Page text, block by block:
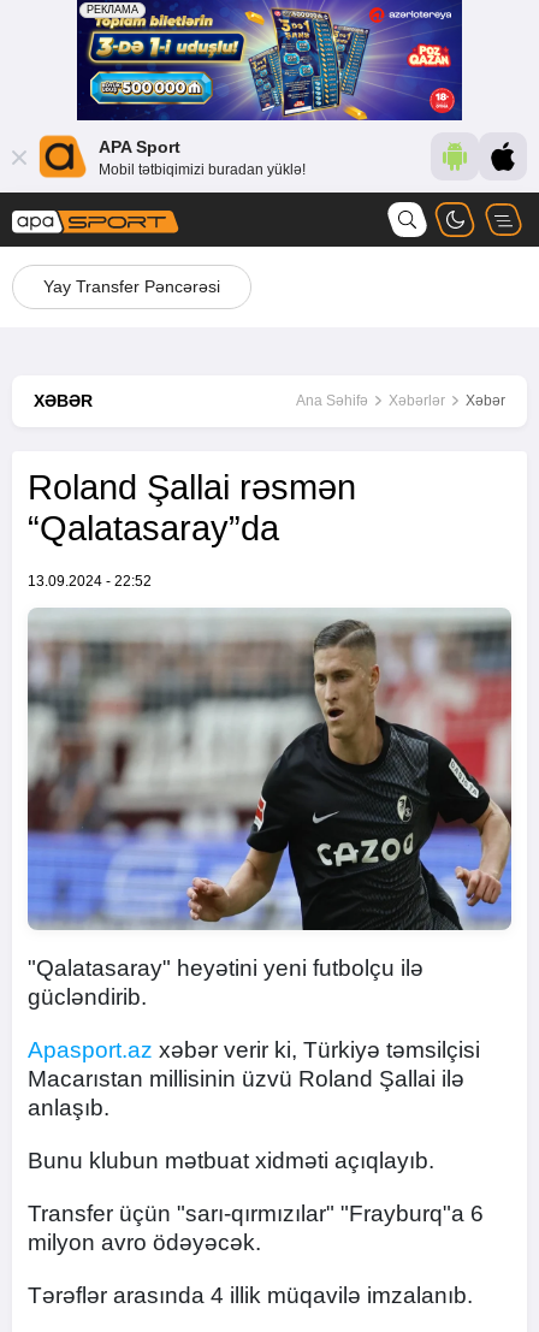
APA Sport
Mobil tətbiqimizi buradan yüklə!
Yay Transfer Pəncərəsi
XƏBƏR Ana Səhifə Xəbərlər Xəbər
Roland Şallai rəsmən
“Qalatasaray”da
13.09.2024 - 22:52
"Qalatasaray" heyətini yeni futbolçu ilə
gücləndirib.
Apasport.az xəbər verir ki, Türkiyə təmsilçisi
Macarıstan millisinin üzvü Roland Şallai ilə
anlaşıb.
Bunu klubun mətbuat xidməti açıqlayıb.
Transfer üçün "sarı-qırmızılar" "Frayburq"a 6
milyon avro ödəyəcək.
Tərəflər arasında 4 illik müqavilə imzalanıb.